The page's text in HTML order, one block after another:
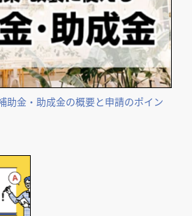
助金・助成金の概要と申請のポイン